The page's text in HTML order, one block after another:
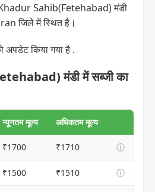
Sahib(Fetehabad) मंडी
जिले में स्थित है।
अपडेट किया गया है .
मंडी में सब्जी का
न्यूनतम मूल्य अधिकतम मूल्य
₹1700 ₹1710 ⓘ
₹1500 ₹1510 ⓘ